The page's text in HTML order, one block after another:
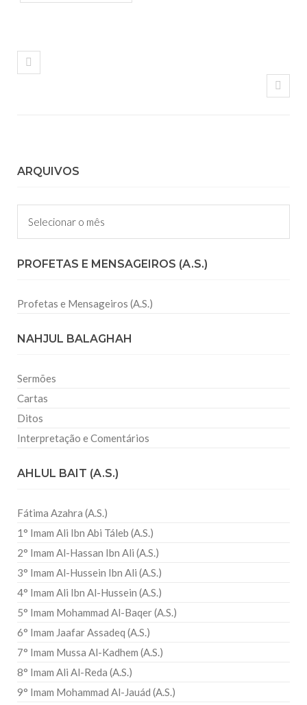
ARQUIVOS
Arquivos
PROFETAS E MENSAGEIROS (A.S.)
Profetas e Mensageiros (A.S.)
NAHJUL BALAGHAH
Sermões
Cartas
Ditos
Interpretação e Comentários
AHLUL BAIT (A.S.)
Fátima Azahra (A.S.)
1° Imam Ali Ibn Abi Táleb (A.S.)
2° Imam Al-Hassan Ibn Ali (A.S.)
3° Imam Al-Hussein Ibn Ali (A.S.)
4° Imam Ali Ibn Al-Hussein (A.S.)
5° Imam Mohammad Al-Baqer (A.S.)
6° Imam Jaafar Assadeq (A.S.)
7° Imam Mussa Al-Kadhem (A.S.)
8° Imam Ali Al-Reda (A.S.)
9° Imam Mohammad Al-Jauád (A.S.)